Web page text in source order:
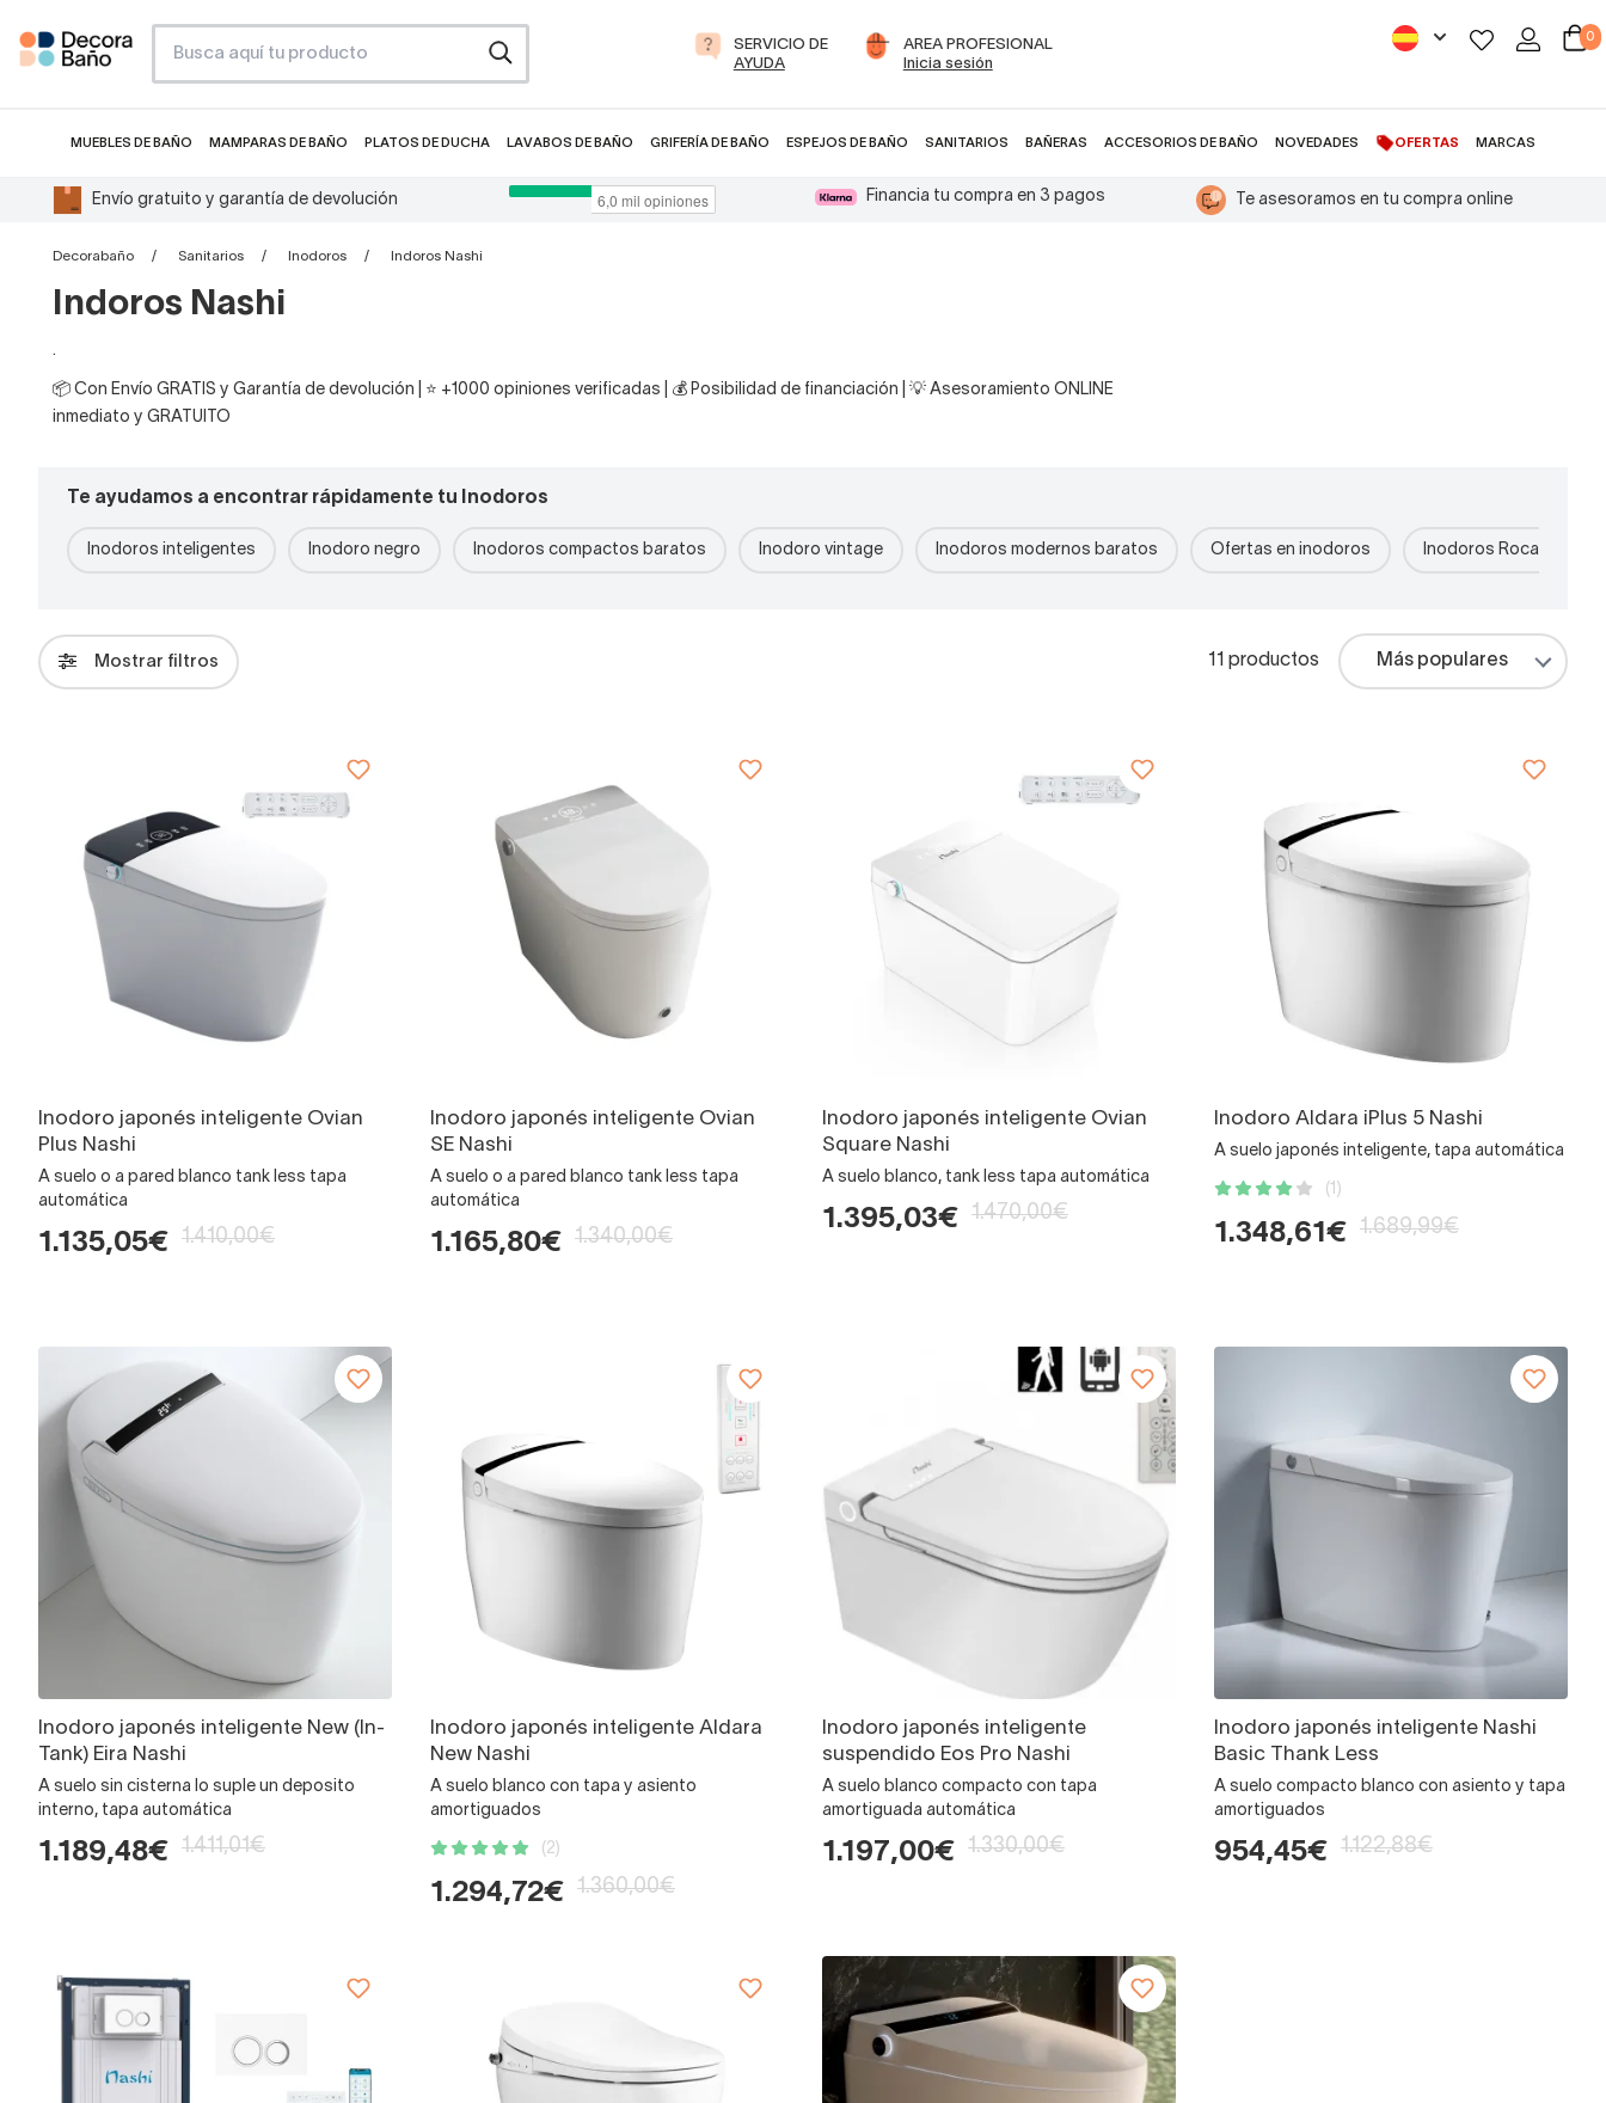
SERVICIO DE
AYUDA
AREA PROFESIONAL
Inicia sesión
0
MUEBLES DE BAÑO MAMPARAS DE BAÑO PLATOS DE DUCHA LAVABOS DE BAÑO GRIFERÍA DE BAÑO ESPEJOS DE BAÑO SANITARIOS BAÑERAS ACCESORIOS DE BAÑO NOVEDADES OFERTAS MARCAS
Envío gratuito y garantía de devolución Financia tu compra en 3 pagos Te asesoramos en tu compra online
Decorabaño Sanitarios Inodoros Indoros Nashi
Indoros Nashi
.
📦 Con Envío GRATIS y Garantía de devolución | ⭐ +1000 opiniones verificadas | 💰 Posibilidad de financiación | 💡 Asesoramiento ONLINE
inmediato y GRATUITO
Te ayudamos a encontrar rápidamente tu Inodoros
Inodoros inteligentes Inodoro negro Inodoros compactos baratos Inodoro vintage Inodoros modernos baratos Ofertas en inodoros Inodoros Roca
Mostrar filtros 11 productos
Inodoro japonés inteligente Ovian
Plus Nashi
A suelo o a pared blanco tank less tapa
automática
1.135,05€ 1.410,00€
Inodoro japonés inteligente Ovian
SE Nashi
A suelo o a pared blanco tank less tapa
automática
1.165,80€ 1.340,00€
Inodoro japonés inteligente Ovian
Square Nashi
A suelo blanco, tank less tapa automática
1.395,03€ 1.470,00€
Inodoro Aldara iPlus 5 Nashi
A suelo japonés inteligente, tapa automática
(1)
1.348,61€ 1.689,99€
Inodoro japonés inteligente New (In-
Tank) Eira Nashi
A suelo sin cisterna lo suple un deposito
interno, tapa automática
1.189,48€ 1.411,01€
Inodoro japonés inteligente Aldara
New Nashi
A suelo blanco con tapa y asiento
amortiguados
(2)
1.294,72€ 1.360,00€
Inodoro japonés inteligente
suspendido Eos Pro Nashi
A suelo blanco compacto con tapa
amortiguada automática
1.197,00€ 1.330,00€
Inodoro japonés inteligente Nashi
Basic Thank Less
A suelo compacto blanco con asiento y tapa
amortiguados
954,45€ 1.122,88€